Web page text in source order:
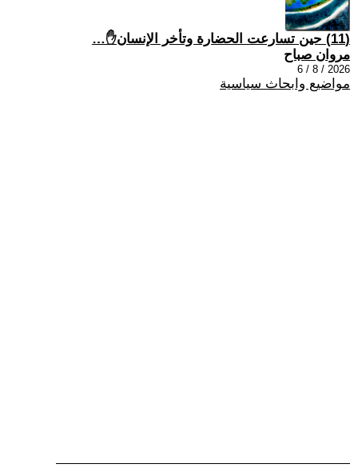
(11) حين تسارعت الحضارة وتأخر الإنسان✋…
مروان صباح
2026 / 8 / 6
مواضيع وابحاث سياسية